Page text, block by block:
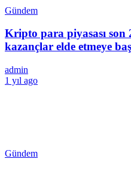
Gündem
Kripto para piyasası son
kazançlar elde etmeye
admin
1 yıl ago
Gündem